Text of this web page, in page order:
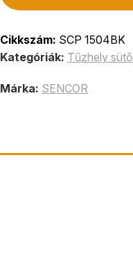
Cikkszám: SCP 1504BK
Kategóriák: Tűzhely sütő
Márka: SENCOR